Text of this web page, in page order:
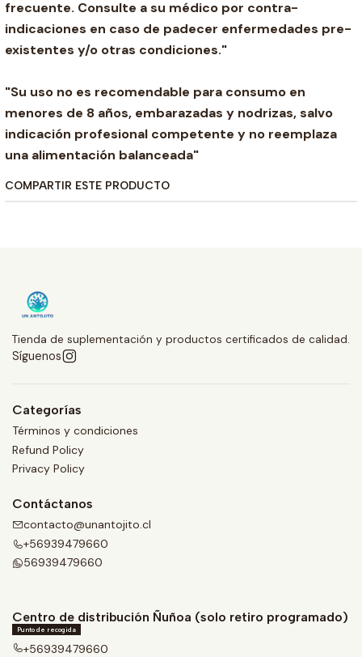
frecuente. Consulte a su médico por contra-
indicaciones en caso de padecer enfermedades pre-
existentes y/o otras condiciones."
"Su uso no es recomendable para consumo en
menores de 8 años, embarazadas y nodrizas, salvo
indicación profesional competente y no reemplaza
una alimentación balanceada"
COMPARTIR ESTE PRODUCTO
Tienda de suplementación y productos certificados de calidad.
Síguenos
Categorías
Términos y condiciones
Refund Policy
Privacy Policy
Contáctanos
contacto@unantojito.cl
+56939479660
56939479660
Centro de distribución Ñuñoa (solo retiro programado)
Punto de recogida
+56939479660